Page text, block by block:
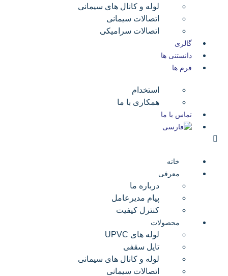
لوله و کانال های سیمانی
اتصالات سیمانی
اتصالات سرامیکی
گالری
دانستنی ها
فرم ها
استخدام
همکاری با ما
تماس با ما
خانه
معرفی
درباره ما
پیام مدیرعامل
کنترل کیفیت
محصولات
لوله های UPVC
تایل سقفی
لوله و کانال های سیمانی
اتصالات سیمانی